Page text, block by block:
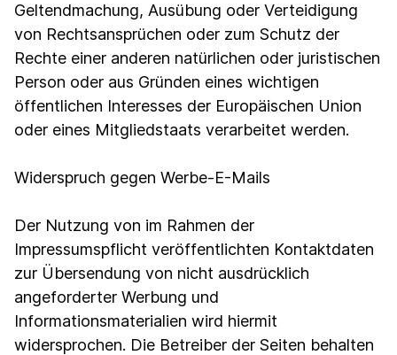
Geltendmachung, Ausübung oder Verteidigung
von Rechtsansprüchen oder zum Schutz der
Rechte einer anderen natürlichen oder juristischen
Person oder aus Gründen eines wichtigen
öffentlichen Interesses der Europäischen Union
oder eines Mitgliedstaats verarbeitet werden.
Widerspruch gegen Werbe-E-Mails
Der Nutzung von im Rahmen der
Impressumspflicht veröffentlichten Kontaktdaten
zur Übersendung von nicht ausdrücklich
angeforderter Werbung und
Informationsmaterialien wird hiermit
widersprochen. Die Betreiber der Seiten behalten